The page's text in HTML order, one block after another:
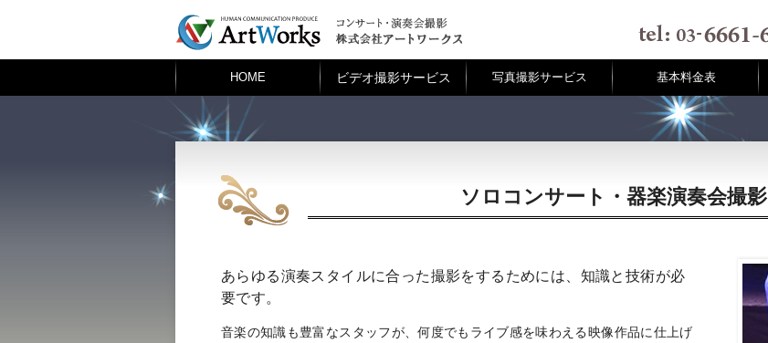
HOME ビデオ撮影サービス 写真撮影サービス 基本料金表
ソロコンサート・器楽演奏会撮影
あらゆる演奏スタイルに合った撮影をするためには、知識と技術が必
要です。
音楽の知識も豊富なスタッフが、何度でもライブ感を味わえる映像作品に仕上げ